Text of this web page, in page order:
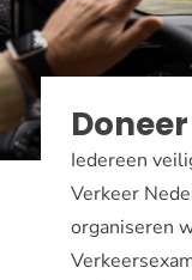
Iedereen
Verkeer
organiseren